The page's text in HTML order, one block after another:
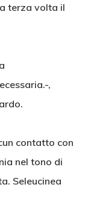
terza volta il
,
contatto con
nel tono di
Seleucinea